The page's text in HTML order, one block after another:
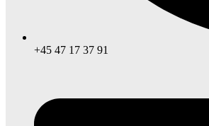
+45 47 17 37 91